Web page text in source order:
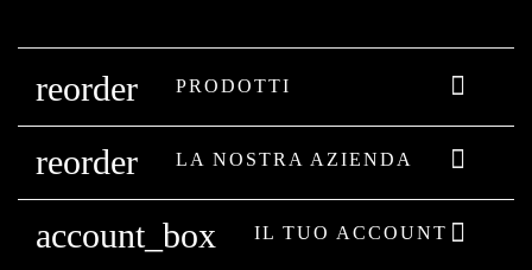
reorder PRODOTTI 
reorder LA NOSTRA AZIENDA 
account_box IL TUO ACCOUNT 